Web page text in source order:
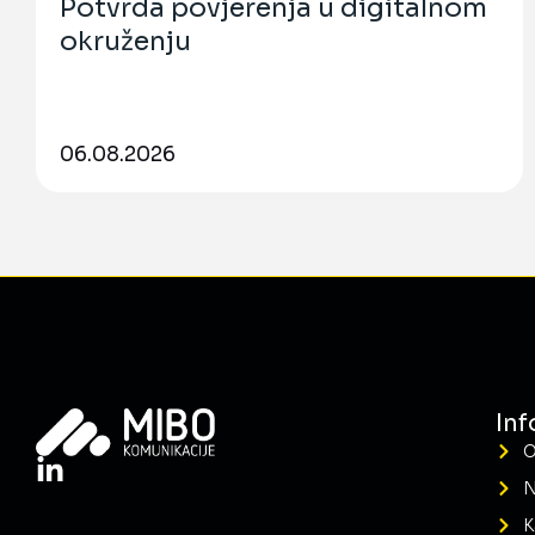
Potvrda povjerenja u digitalnom
okruženju
06.08.2026